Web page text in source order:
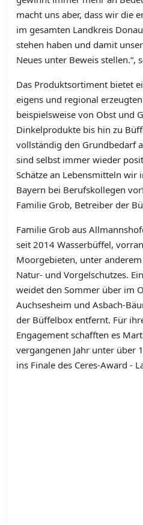
macht uns aber, dass wir die
im gesamten Landkreis
stehen haben und damit
Neues unter Beweis stellen.“,
Das Produktsortiment bietet
eigens und regional
beispielsweise von Obst und
Dinkelprodukte bis hin zu
vollständig den Grundbedarf
sind selbst immer wieder
Schätze an Lebensmitteln wir
Bayern bei Berufskollegen
Familie Grob, Betreiber der
Familie Grob aus
seit 2014 Wasserbüffel,
Moorgebieten, unter
Natur- und Vorgelschutzes.
weidet den Sommer über im
Auchsesheim und Asbach-
der Büffelbox entfernt. Für
Engagement schafften es
vergangenen Jahr unter über
ins Finale des Ceres-Award -